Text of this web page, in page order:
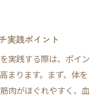
実践ポイント
実践する際は、ポイン
まります。まず、体を
肉がほぐれやすく、血